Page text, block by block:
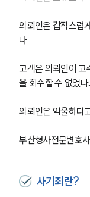
의뢰인은 갑작스럽
다.
고객은 의뢰인이 고
을 회수할 수 없었
의뢰인은 억울하다
부산형사전문변호
사기죄란?